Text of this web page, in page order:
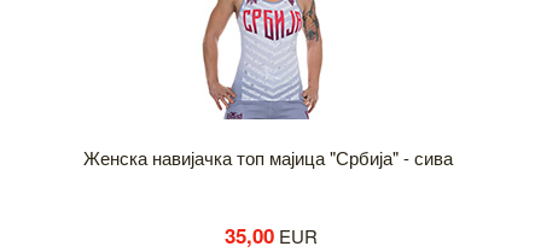
Женска навијачка топ мајица "Србија" - сива
35,00EUR